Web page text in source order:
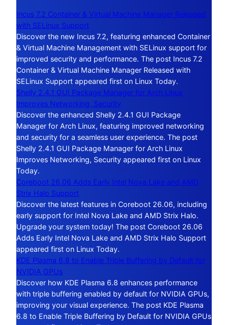
Incus 7.2 Container & Virtual Machine Manager Released
with SELinux Support
Discover the new Incus 7.2, featuring enhanced Container
& Virtual Machine Management with SELinux support for
improved security and performance. The post Incus 7.2
Container & Virtual Machine Manager Released with
SELinux Support appeared first on Linux Today.
Shelly 2.4.1 GUI Package Manager for Arch Linux
Improves Networking, Security
Discover the enhanced Shelly 2.4.1 GUI Package
Manager for Arch Linux, featuring improved networking
and security for a seamless user experience. The post
Shelly 2.4.1 GUI Package Manager for Arch Linux
Improves Networking, Security appeared first on Linux
Today.
Coreboot 26.06 Adds Early Intel Nova Lake and AMD
Strix Halo Support
Discover the latest features in Coreboot 26.06, including
early support for Intel Nova Lake and AMD Strix Halo.
Upgrade your system today! The post Coreboot 26.06
Adds Early Intel Nova Lake and AMD Strix Halo Support
appeared first on Linux Today.
KDE Plasma 6.8 to Enable Triple Buffering by Default for
NVIDIA GPUs
Discover how KDE Plasma 6.8 enhances performance
with triple buffering enabled by default for NVIDIA GPUs,
improving your visual experience. The post KDE Plasma
6.8 to Enable Triple Buffering by Default for NVIDIA GPUs